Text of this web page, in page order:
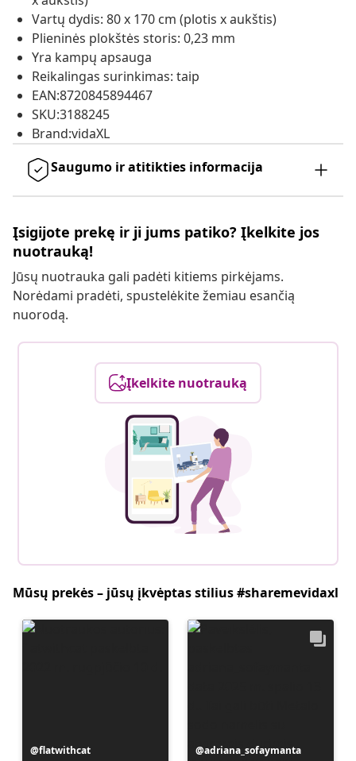
Vartų dydis: 80 x 170 cm (plotis x aukštis)
Plieninės plokštės storis: 0,23 mm
Yra kampų apsauga
Reikalingas surinkimas: taip
EAN:8720845894467
SKU:3188245
Brand:vidaXL
Saugumo ir atitikties informacija
Įsigijote prekę ir ji jums patiko? Įkelkite jos
nuotrauką!
Jūsų nuotrauka gali padėti kitiems pirkėjams.
Norėdami pradėti, spustelėkite žemiau esančią
nuorodą.
Įkelkite nuotrauką
Mūsų prekės – jūsų įkvėptas stilius #sharemevidaxl
Įrašą
flatwithcat
Įrašą
adriana_sofaymanta